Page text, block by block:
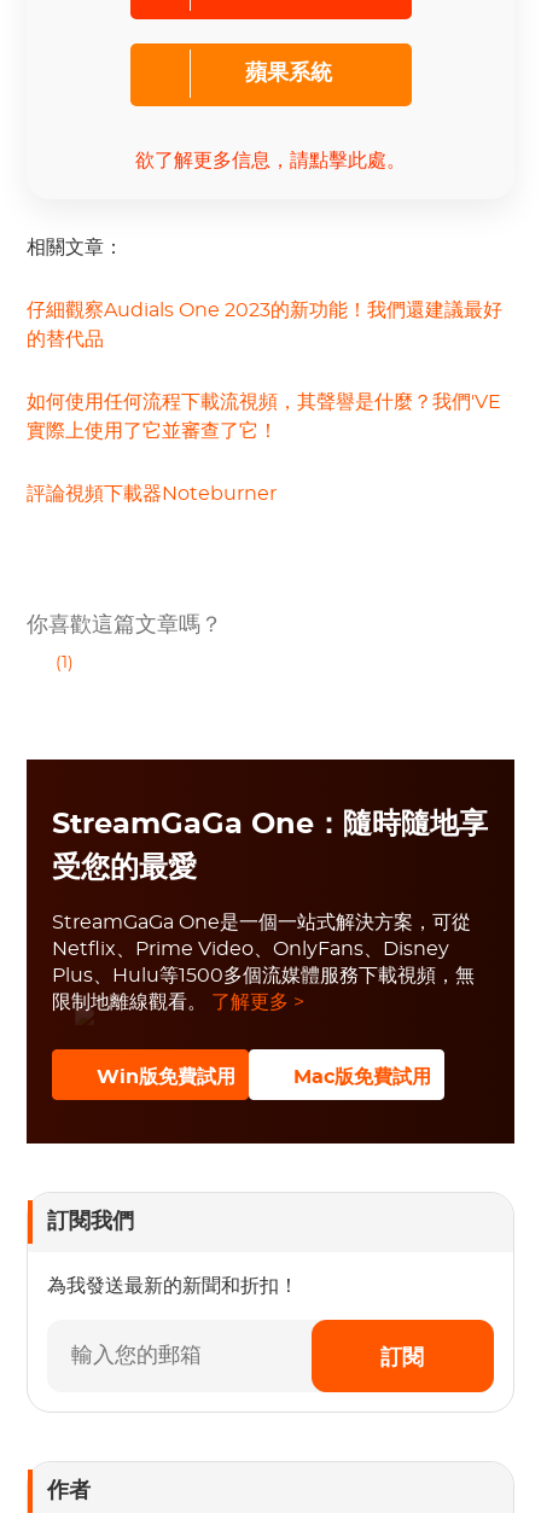
蘋果系統
欲了解更多信息，請點擊此處。
相關文章：
仔細觀察Audials One 2023的新功能！我們還建議最好
的替代品
如何使用任何流程下載流視頻，其聲譽是什麼？我們'VE
實際上使用了它並審查了它！
評論視頻下載器Noteburner
你喜歡這篇文章嗎？
(1)
StreamGaGa One：隨時隨地享
受您的最愛
StreamGaGa One是一個一站式解決方案，可從
Netflix、Prime Video、OnlyFans、Disney
Plus、Hulu等1500多個流媒體服務下載視頻，無
限制地離線觀看。 了解更多 >
Win版免費試用 Mac版免費試用
訂閱我們
為我發送最新的新聞和折扣！
訂閱
作者